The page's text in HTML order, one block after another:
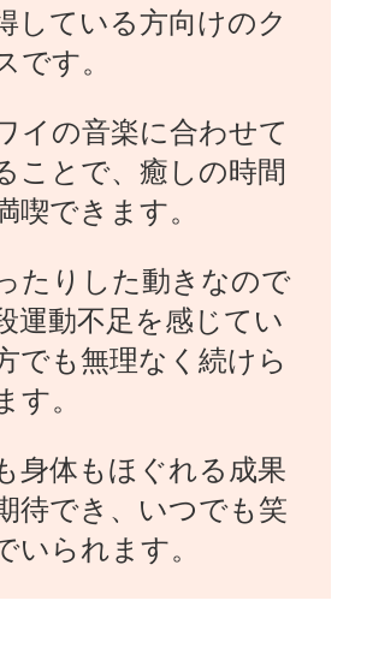
している方向けのク
です。
イの音楽に合わせて
ことで、癒しの時間
喫できます。
たりした動きなので
運動不足を感じてい
でも無理なく続けら
す。
身体もほぐれる成果
待でき、いつでも笑
いられます。